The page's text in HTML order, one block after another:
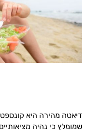
דיאטה מהירה היא
שמומלץ כי נהיה